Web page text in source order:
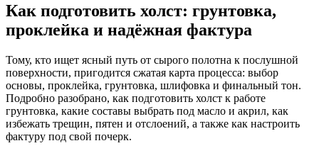
Как подготовить холст: грунтовка,
проклейка и надёжная фактура
Тому, кто ищет ясный путь от сырого полотна к послушной
поверхности, пригодится сжатая карта процесса: выбор
основы, проклейка, грунтовка, шлифовка и финальный тон.
Подробно разобрано, как подготовить холст к работе
грунтовка, какие составы выбрать под масло и акрил, как
избежать трещин, пятен и отслоений, а также как настроить
фактуру под свой почерк.